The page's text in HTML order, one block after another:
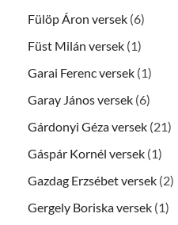
Fülöp Áron versek (6)
Füst Milán versek (1)
Garai Ferenc versek (1)
Garay János versek (6)
Gárdonyi Géza versek (21)
Gáspár Kornél versek (1)
Gazdag Erzsébet versek (2)
Gergely Boriska versek (1)